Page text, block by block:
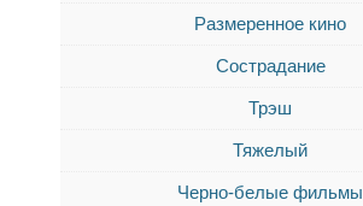
Размеренное кино
Сострадание
Трэш
Тяжелый
Черно-белые фильмы